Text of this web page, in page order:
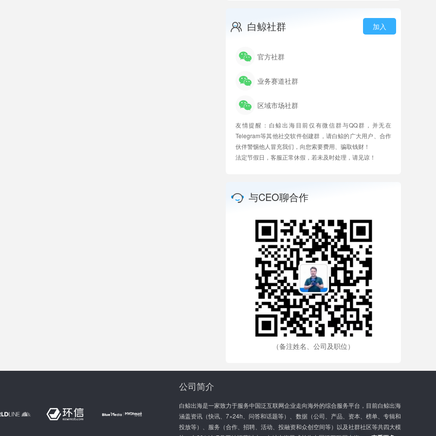
白鲸社群 加入
官方社群
业务赛道社群
区域市场社群
友情提醒：白鲸出海目前仅有微信群与QQ群，并无在
Telegram等其他社交软件创建群，请白鲸的广大用户、合作
伙伴警惕他人冒充我们，向您索要费用、骗取钱财！
法定节假日，客服正常休假，若未及时处理，请见谅！
与CEO聊合作
（备注姓名、公司及职位）
公司简介
白鲸出海是一家致力于服务中国泛互联网企业走向海外的综合服务平台，目前白鲸出海
涵盖资讯（快讯、7×24h、问答和话题等）、数据（公司、产品、资本、榜单、专辑和
投放等）、服务（合作、招聘、活动、投融资和众创空间等）以及社群社区等共四大模